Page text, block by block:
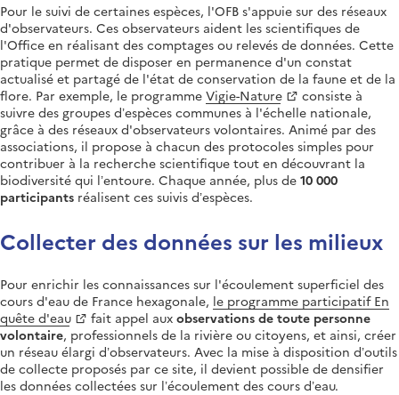
Pour le suivi de certaines espèces, l'OFB s'appuie sur des réseaux
d'observateurs. Ces observateurs aident les scientifiques de
l'Office en réalisant des comptages ou relevés de données. Cette
pratique permet de disposer en permanence d'un constat
actualisé et partagé de l'état de conservation de la faune et de la
flore. Par exemple, le programme Vigie-Nature
consiste à
suivre des groupes d’espèces communes à l'échelle nationale,
grâce à des réseaux d'observateurs volontaires. Animé par des
associations, il propose à chacun des protocoles simples pour
contribuer à la recherche scientifique tout en découvrant la
biodiversité qui l’entoure. Chaque année, plus de 10 000
participants réalisent ces suivis d’espèces.
Collecter des données sur les milieux
Pour enrichir les connaissances sur l'écoulement superficiel des
cours d'eau de France hexagonale, le programme participatif En
quête d'eau
fait appel aux observations de toute personne
volontaire, professionnels de la rivière ou citoyens, et ainsi, créer
un réseau élargi d’observateurs. Avec la mise à disposition d’outils
de collecte proposés par ce site, il devient possible de densifier
les données collectées sur l’écoulement des cours d’eau.